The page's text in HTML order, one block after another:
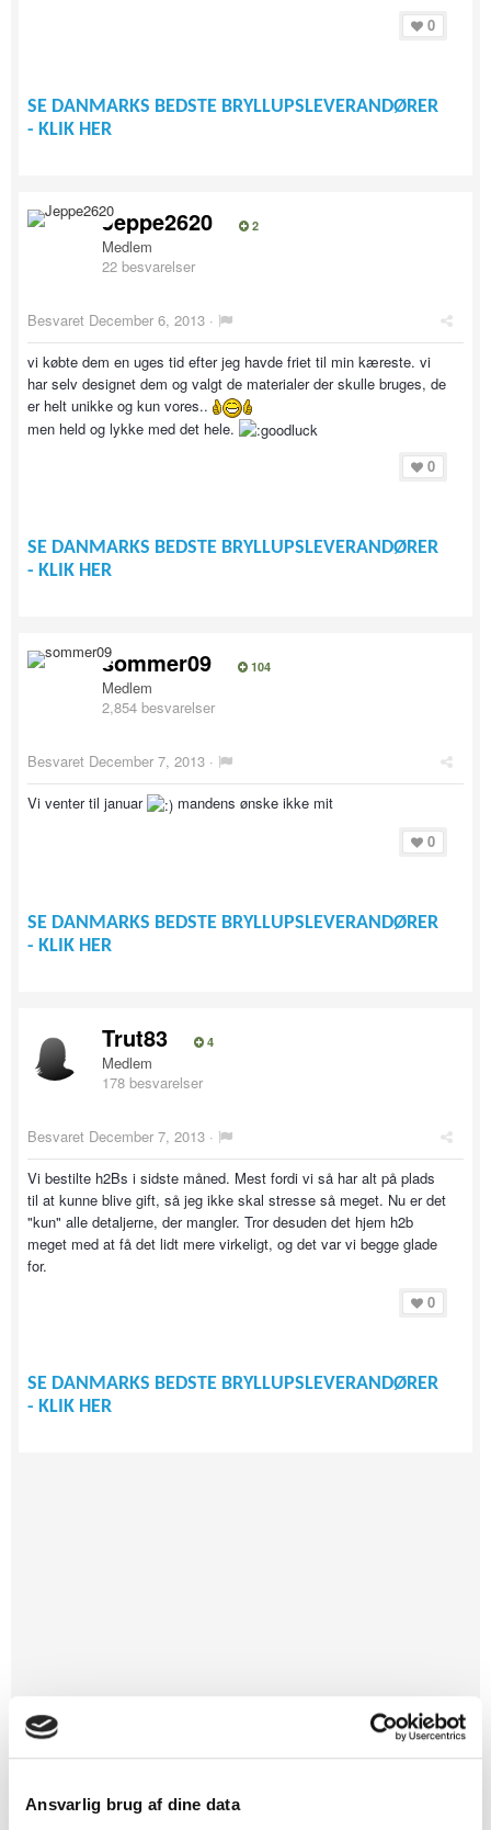
Ansvarlig brug af dine data
0
SE DANMARKS BEDSTE BRYLLUPSLEVERANDØRER
- KLIK HER
Jeppe2620 2
Medlem
22 besvarelser
Besvaret December 6, 2013 ·
vi købte dem en uges tid efter jeg havde friet til min kæreste. vi
har selv designet dem og valgt de materialer der skulle bruges, de
er helt unikke og kun vores..
men held og lykke med det hele.
0
SE DANMARKS BEDSTE BRYLLUPSLEVERANDØRER
- KLIK HER
sommer09 104
Medlem
2,854 besvarelser
Besvaret December 7, 2013 ·
Vi venter til januar
mandens ønske ikke mit
0
SE DANMARKS BEDSTE BRYLLUPSLEVERANDØRER
- KLIK HER
Trut83 4
Medlem
178 besvarelser
Besvaret December 7, 2013 ·
Vi bestilte h2Bs i sidste måned. Mest fordi vi så har alt på plads
til at kunne blive gift, så jeg ikke skal stresse så meget. Nu er det
"kun" alle detaljerne, der mangler. Tror desuden det hjem h2b
meget med at få det lidt mere virkeligt, og det var vi begge glade
for.
0
SE DANMARKS BEDSTE BRYLLUPSLEVERANDØRER
- KLIK HER